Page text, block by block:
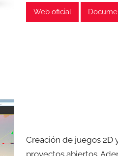
Web oficial
Creación de juegos 2D
proyectos abiertos.